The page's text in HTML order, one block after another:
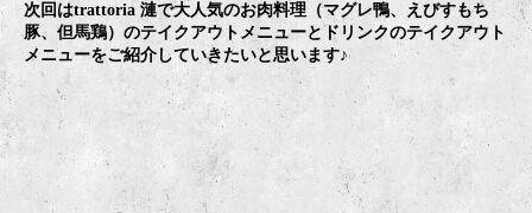
次回はtrattoria 漣で大人気のお肉料理（マグレ鴨、えびすもち
豚、但馬鶏）のテイクアウトメニューとドリンクのテイクアウト
メニューをご紹介していきたいと思います♪